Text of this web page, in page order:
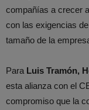
compañías a crecer
con las exigencias
tamaño de la
Para Luis Tramón,
esta alianza con el
compromiso que la